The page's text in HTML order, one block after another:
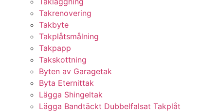
Takrenovering
Takbyte
Takplåtsmålning
Takpapp
Takskottning
Byten av Garagetak
Byta Eternittak
Lägga Shingeltak
Lägga Bandtäckt Dubbelfalsat Takplåt